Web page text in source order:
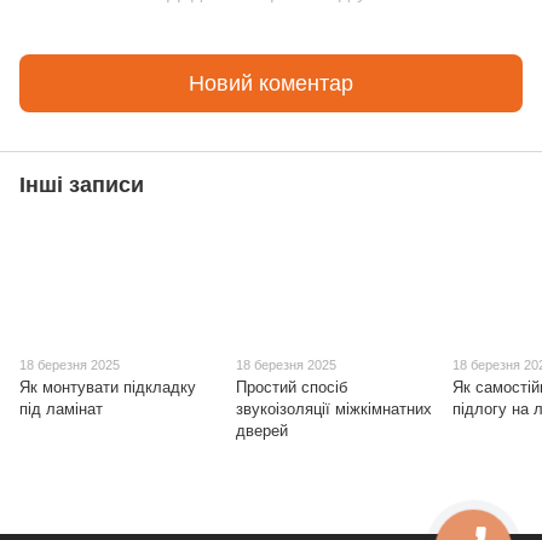
Новий коментар
Інші записи
18 березня 2025
Як монтувати підкладку
під ламінат
18 березня 2025
Простий спосіб
звукоізоляції міжкімнатних
дверей
18 березня
Як
підлогу на